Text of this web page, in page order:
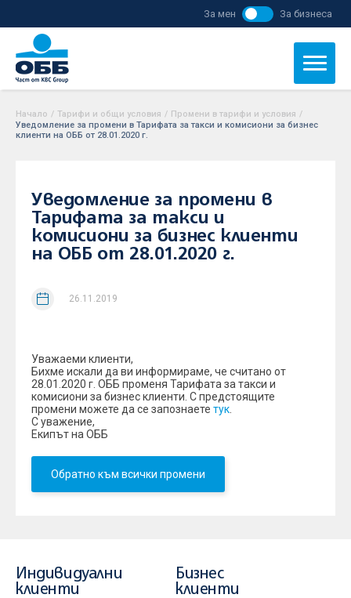
За мен За бизнеса
Начало / Тарифи и общи условия / Промени в тарифи и условия /
Уведомление за промени в Тарифата за такси и комисиони за бизнес
клиенти на ОББ от 28.01.2020 г.
Уведомление за промени в
Тарифата за такси и
комисиони за бизнес клиенти
на ОББ от 28.01.2020 г.
26.11.2019
Уважаеми клиенти,
Бихме искали да ви информираме, че считано от
28.01.2020 г. ОББ променя Тарифата за такси и
комисиони за бизнес клиенти. С предстоящите
промени можете да се запознаете тук
С уважение,
Екипът на ОББ
Обратно към всички промени
Индивидуални
клиенти
Бизнес
клиенти